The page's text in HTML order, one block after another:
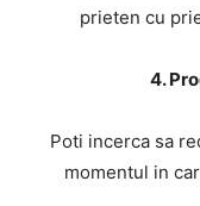
prieten cu
4.
Poti incerca sa
momentul in